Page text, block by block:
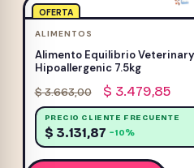
OFERTA
ALIMENTOS
Alimento Equilibrio
Hipoallergenic 7.5kg
$3.663,00
El
precio
original
era:
$ 3.663,00.
$ 3.479,85
PRECIO CLIENTE FRECUENTE
$ 3.131,87 −10%